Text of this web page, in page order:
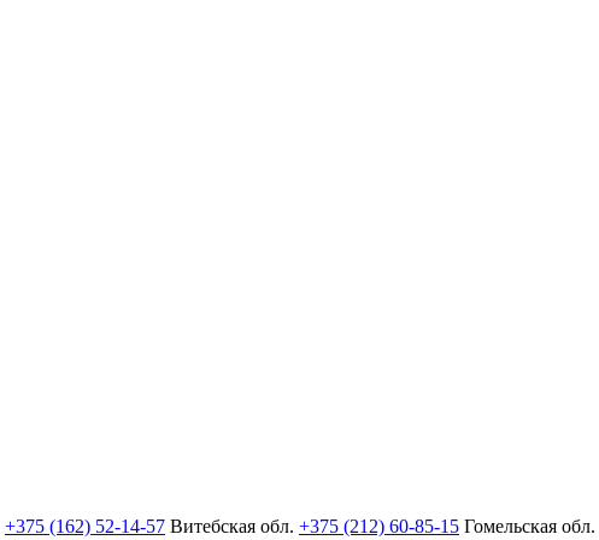
+375 (162) 52-14-57 Витебская обл. +375 (212) 60-85-15 Гомельская обл.